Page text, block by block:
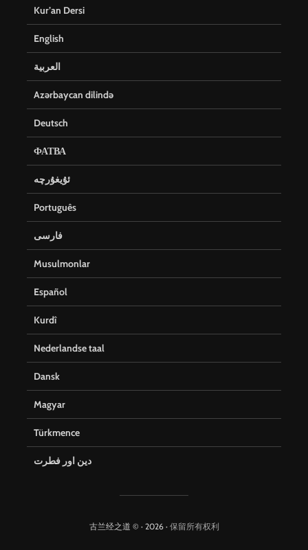
Kur’an Dersi
English
العربية
Azərbaycan dilində
Deutsch
ФАТВА
ئۇيغۇرچە
Português
فارسی
Musulmonlar
Español
Kurdî
Nederlandse taal
Dansk
Magyar
Türkmence
دین اور فطرت
古兰经之道 © · 2026 · 保留所有权利